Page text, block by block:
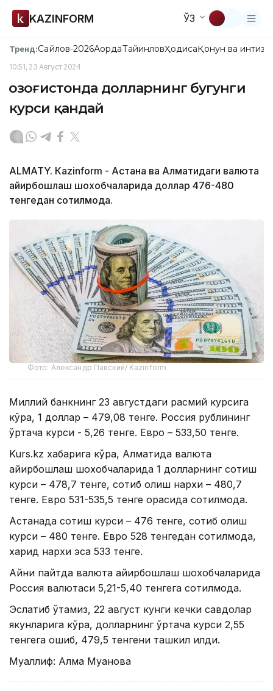
KAZINFORM ЎЗ
Тренд:Сайлов-2026АқордаТайинловҲодисаҚонун ва
10:51, 23 Август 2024
Қозоғистонда долларнинг бугунги
курси қандай
ALMATY. Кazinform - Астана ва Алматидаги валюта
айирбошлаш шохобчаларида доллар 476-480
тенгедан сотилмоқда.
Фото: Александр Павский/ Kazinform
Миллий банкнинг 23 августдаги расмий курсига
кўра, 1 доллар – 479,08 тенге. Россия рублининг
ўртача курси - 5,26 тенге. Евро – 533,50 тенге.
Kurs.kz хабарига кўра, Алматида валюта
айирбошлаш шохобчаларида 1 долларнинг сотиш
курси – 478,7 тенге, сотиб олиш нархи – 480,7
тенге. Евро 531-535,5 тенге орасида сотилмоқда.
Астанада сотиш курси – 476 тенге, сотиб олиш
курси – 480 тенге. Евро 528 тенгедан сотилмоқда,
харид нархи эса 533 тенге.
Айни пайтда валюта айирбошлаш шохобчаларида
Россия валютаси 5,21-5,40 тенгега сотилмоқда.
Эслатиб ўтамиз, 22 август кунги кечки савдолар
якунларига кўра, долларнинг ўртача курси 2,55
тенгега ошиб, 479,5 тенгени ташкил қилди.
Муаллиф: Алма Муқанова